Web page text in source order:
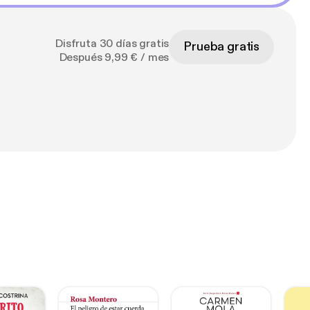
Disfruta 30 días gratis
Después 9,99 € / mes
Prueba gratis